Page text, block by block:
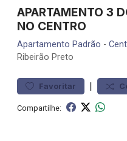
APARTAMENTO 3
NO CENTRO
Apartamento Padrão -
Ribeirão Preto
Favoritar |
Compartilhe: